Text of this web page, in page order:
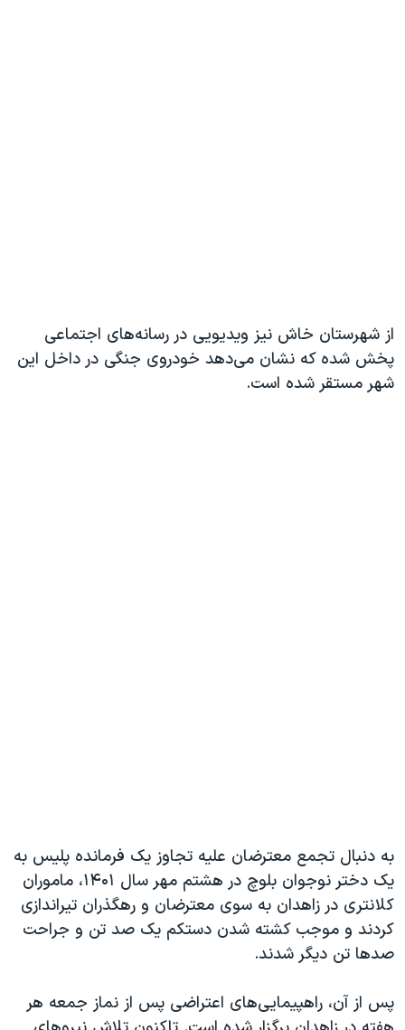
از شهرستان خاش نیز ویدیویی در رسانه‌های اجتماعی
پخش شده که نشان می‌دهد خودروی جنگی در داخل این
شهر مستقر شده است.
به دنبال تجمع معترضان علیه تجاوز یک فرمانده پلیس به
یک دختر نوجوان بلوچ در هشتم مهر سال ۱۴۰۱، ماموران
کلانتری در زاهدان به سوی معترضان و رهگذران تیراندازی
کردند و موجب کشته شدن دستکم یک صد تن و جراحت
صدها تن دیگر شدند.
پس از آن، راهپیمایی‌های اعتراضی پس از نماز جمعه هر